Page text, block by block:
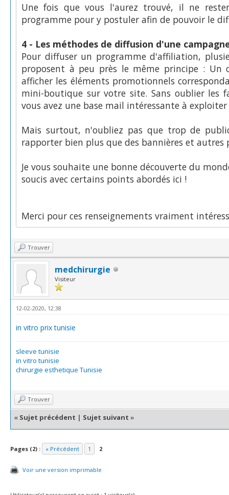
Une fois que vous l'aurez trouvé, il ne
programme pour y postuler afin de pouvoir le
4 - Les méthodes de diffusion d'une
Pour diffuser un programme d'affiliation,
proposent à peu près le même principe : Un
afficher les éléments promotionnels
mini-boutique sur votre site. Sans oublier les
vous avez une base mail intéressante à exploiter
Mais surtout, n'oubliez pas que trop de
rapporter bien plus que des bannières et autres
Je vous souhaite une bonne découverte du
soucis avec certains points abordés ici !
Merci pour ces renseignements vraiment
Trouver
medchirurgie
Visiteur
12-02-2020, 12:38
in vitro prix tunisie
sleeve tunisie
in vitro tunisie
chirurgie esthetique Tunisie
Trouver
« Sujet précédent | Sujet suivant »
Pages (2) : « Précédent 1 2
Voir une version imprimable